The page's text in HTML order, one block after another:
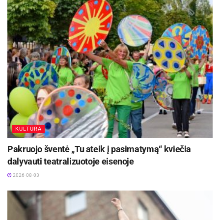
filmuotos Vokietijos Bavarijoje, Čekijoje ir
Italijoje.
Premjera numatoma lapkričio 22 d.
„Sena“ – dramatiška Ayrtono Sennos kelionė į
1viršūnę
KULTŪRA
Pakruojo šventė „Tu ateik į pasimatymą“ kviečia
dalyvauti teatralizuotoje eisenoje
2026-08-03